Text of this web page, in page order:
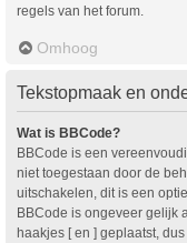
regels van het forum.
Omhoog
Tekstopmaak en
Wat is BBCode?
BBCode is een
niet toegestaan door de
uitschakelen, dit is een
BBCode is ongeveer gelijk
haakjes [ en ] geplaatst,